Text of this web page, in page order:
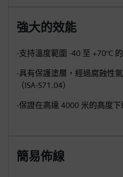
強大的效能
-支持溫度範圍 -40 至 +70°C
-具有保護塗層，經過腐蝕性
（ISA-S71.04）
-保證在高達 4000 米的高度下
簡易佈線